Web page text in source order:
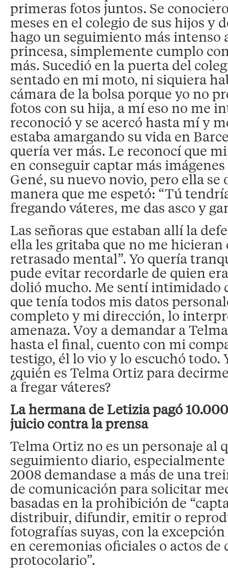
primeras fotos juntos. Se
meses en el colegio de sus hijos y
hago un seguimiento más intenso
princesa, simplemente cumplo
más. Sucedió en la puerta del
sentado en mi moto, ni siquiera
cámara de la bolsa porque yo no
fotos con su hija, a mí eso no me
reconoció y se acercó hasta mí y
estaba amargando su vida en
quería ver más. Le reconocí que
en conseguir captar más
Gené, su nuevo novio, pero ella se
manera que me espetó: “Tú
fregando váteres, me das asco y
Las señoras que estaban allí la
ella les gritaba que no me hicieran
retrasado mental”. Yo quería
pude evitar recordarle de quien
dolió mucho. Me sentí intimidado
que tenía todos mis datos
completo y mi dirección, lo
amenaza. Voy a demandar a
hasta el final, cuento con mi
testigo, él lo vio y lo escuchó todo.
¿quién es Telma Ortiz para
a fregar váteres?
La hermana de Letizia pagó
juicio contra la prensa
Telma Ortiz no es un personaje al
seguimiento diario, especialmente
2008 demandase a más de una
de comunicación para solicitar
basadas en la prohibición de
distribuir, difundir, emitir o
fotografías suyas, con la
en ceremonias oficiales o actos de
protocolario”.